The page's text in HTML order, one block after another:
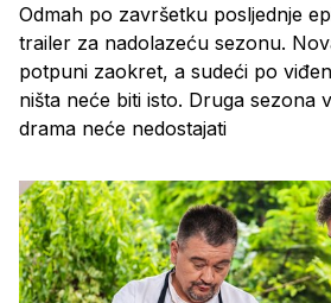
Odmah po završetku posljednje
trailer za nadolazeću sezonu.
potpuni zaokret, a sudeći po
ništa neće biti isto. Druga sezona
drama neće nedostajati